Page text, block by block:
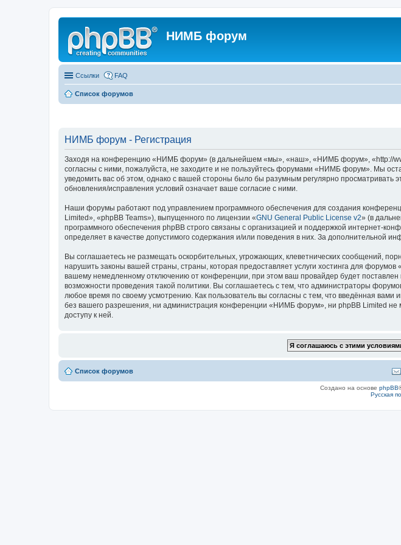
НИМБ форум
Ссылки FAQ
Список форумов
НИМБ форум - Регистрация
Заходя на конференцию «НИМБ форум» (в дальнейшем «мы», «наш», «НИМБ форум», «http://
согласны с ними, пожалуйста, не заходите и не пользуйтесь форумами «НИМБ форум». Мы
уведомить вас об этом, однако с вашей стороны было бы разумным регулярно
обновления/исправления условий означает ваше согласие с ними.
Наши форумы работают под управлением программного обеспечения для создания
Limited», «phpBB Teams»), выпущенного по лицензии «GNU General Public License v2» (в
программного обеспечения phpBB строго связаны с организацией и поддержкой интернет-
определяет в качестве допустимого содержания и/или поведения в них. За дополнительной
Вы соглашаетесь не размещать оскорбительных, угрожающих, клеветнических сообщений,
нарушить законы вашей страны, страны, которая предоставляет услуги хостинга для
вашему немедленному отключению от конференции, при этом ваш провайдер будет
возможности проведения такой политики. Вы соглашаетесь с тем, что администраторы
любое время по своему усмотрению. Как пользователь вы согласны с тем, что введённая
без вашего разрешения, ни администрация конференции «НИМБ форум», ни phpBB Limited не
доступу к ней.
Список форумов
Создано на основе phpBB
Русская